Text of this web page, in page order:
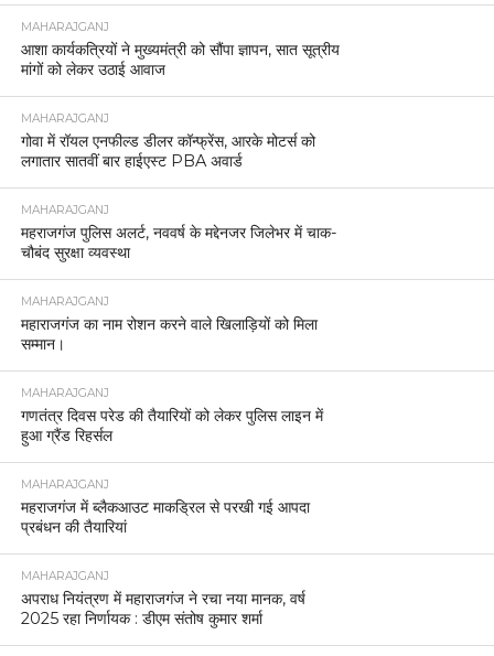
MAHARAJGANJ
आशा कार्यकत्रियों ने मुख्यमंत्री को सौंपा ज्ञापन, सात सूत्रीय
मांगों को लेकर उठाई आवाज
MAHARAJGANJ
गोवा में रॉयल एनफील्ड डीलर कॉन्फ्रेंस, आरके मोटर्स को
लगातार सातवीं बार हाईएस्ट PBA अवार्ड
MAHARAJGANJ
महराजगंज पुलिस अलर्ट, नववर्ष के मद्देनजर जिलेभर में चाक-
चौबंद सुरक्षा व्यवस्था
MAHARAJGANJ
महाराजगंज का नाम रोशन करने वाले खिलाड़ियों को मिला
सम्मान।
MAHARAJGANJ
गणतंत्र दिवस परेड की तैयारियों को लेकर पुलिस लाइन में
हुआ ग्रैंड रिहर्सल
MAHARAJGANJ
महराजगंज में ब्लैकआउट माकड्रिल से परखी गई आपदा
प्रबंधन की तैयारियां
MAHARAJGANJ
अपराध नियंत्रण में महाराजगंज ने रचा नया मानक, वर्ष
2025 रहा निर्णायक : डीएम संतोष कुमार शर्मा